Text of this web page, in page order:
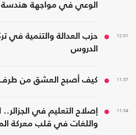
الوعي في مواجهة
12:01
الدروس
11:37 كيف أصبح العشق من طرف
11:34
إصلاح التعليم في
واللغات في قلب معركة